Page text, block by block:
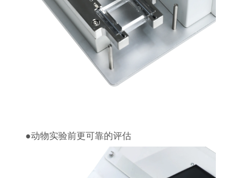
●动物实验前更可靠的评估